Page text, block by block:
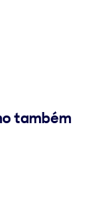
também